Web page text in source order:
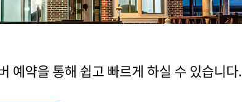
예약을 통해 쉽고 빠르게 하실 수 있습니다.